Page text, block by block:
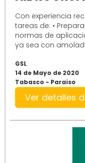
Con experiencia
tareas de: •
normas de
ya sea con
GSL
14 de Mayo de 2020
Tabasco - Paraiso
Ver detalles